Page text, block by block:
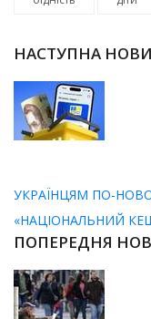
НАСТУПНА
УКРАЇНЦЯМ ПО-
«НАЦІОНАЛЬНИЙ
ПОПЕРЕДНЯ